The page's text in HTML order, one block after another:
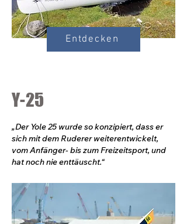
Entdecken
Y-25
„Der Yole 25 wurde so konzipiert, dass er
sich mit dem Ruderer weiterentwickelt,
vom Anfänger- bis zum Freizeitsport, und
hat noch nie enttäuscht.“